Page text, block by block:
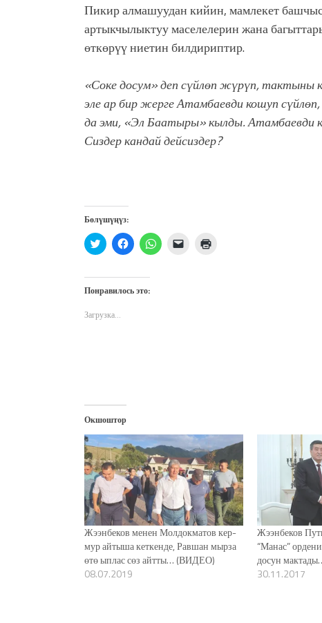
Пикир алмашуудан кийин, мамлекет
артыкчылыктуу маселелерин жана
өткөрүү ниетин билдириптир.
«Соке досум» деп сүйлөп жүрүп, тактыны
эле ар бир жерге Атамбаевди кошуп
да эми, «Эл Баатыры» кылды. Атамбаевди
Сиздер кандай дейсиздер?
Бөлүшүңүз:
Нажмите,
чтобы
Twitter
(Открывается
в
окне)
Нажмите,
чтобы
Facebook
(Открывается
в
Нажмите,
чтобы
Послать
ссылку
Понравилось это:
Загрузка...
Окшоштор
Жээнбеков менен Молдокматов кер-
мур айтыша кеткенде, Равшан мырза
өтө ыплас сөз айтты… (ВИДЕО)
08.07.2019
Жээнбеков
“Манас”
досун
30.11.2017